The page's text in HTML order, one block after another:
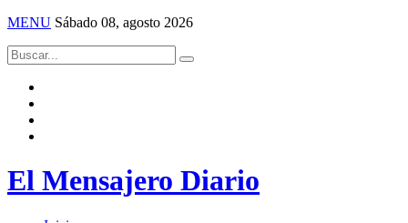
MENU Sábado 08, agosto 2026
El Mensajero Diario